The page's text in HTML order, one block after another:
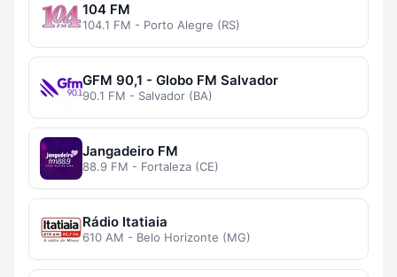
104 FM
104.1 FM - Porto Alegre (RS)
GFM 90,1 - Globo FM Salvador
90.1 FM - Salvador (BA)
Jangadeiro FM
88.9 FM - Fortaleza (CE)
Rádio Itatiaia
610 AM - Belo Horizonte (MG)